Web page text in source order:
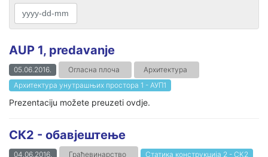
AUP 1, predavanje
05.06.2016. Огласна плоча
Архитектура
Архитектура унутрашњих простора 1 - АУП1
Prezentaciju možete preuzeti ovdje.
СК2 - обавјештење
04.06.2016. Грађевинарство Статика конструкција 2 - СК2